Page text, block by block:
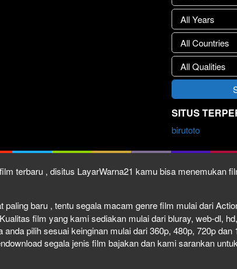
SITUS
birutoto
terbaru , disitus LayarWarna21 kamu bisa menemukan
baru , tentu segala macam genre film mulai dari
film yang kami sediakan mulai dari bluray, web-dl,
pilih sesuai keinginan mulai dari 360p, 480p, 720p dan
segala jenis film bajakan dan kami sarankan